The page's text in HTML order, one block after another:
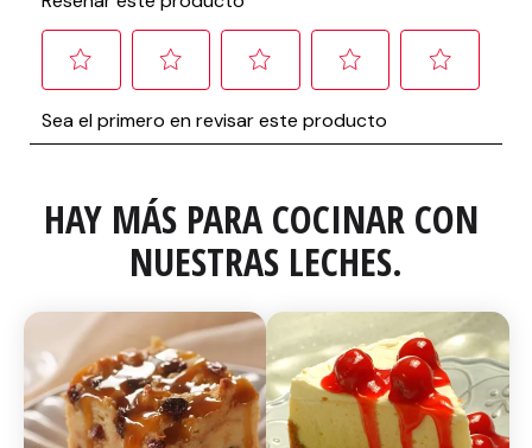
HAY MÁS PARA COCINAR CON
NUESTRAS LECHES.